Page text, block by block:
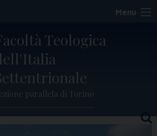
Menu
Teologica
parallela di Torino